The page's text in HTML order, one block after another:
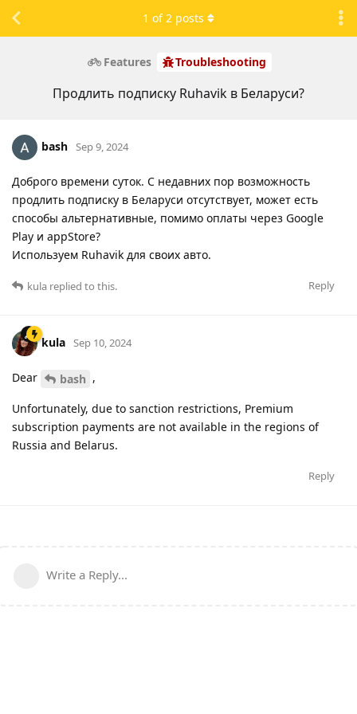
Features Troubleshooting
Продлить подписку Ruhavik в Беларуси?
1 of2 posts
bash Sep 9, 2024
Доброго времени суток. С недавних пор возможность
продлить подписку в Беларуси отсутствует, может есть
способы альтернативные, помимо оплаты через Google
Play и appStore?
Используем Ruhavik для своих авто.
Reply
kula replied to this.
kula Sep 10, 2024
Dear bash ,
Unfortunately, due to sanction restrictions, Premium
subscription payments are not available in the regions of
Russia and Belarus.
Reply
Write a Reply...